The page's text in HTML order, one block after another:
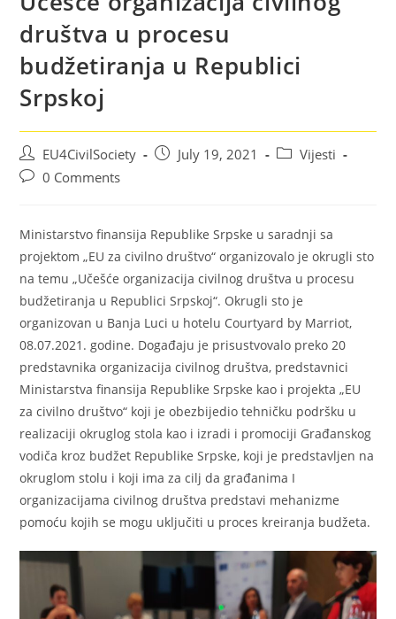
društva u procesu
budžetiranja u Republici
Srpskoj
EU4CivilSociety July 19, 2021
Vijesti
0 Comments
Ministarstvo finansija Republike Srpske u saradnji sa
projektom „EU za civilno društvo“ organizovalo je okrugli sto
na temu „Učešće organizacija civilnog društva u procesu
budžetiranja u Republici Srpskoj“. Okrugli sto je
organizovan u Banja Luci u hotelu Courtyard by Marriot,
08.07.2021. godine. Događaju je prisustvovalo preko 20
predstavnika organizacija civilnog društva, predstavnici
Ministarstva finansija Republike Srpske kao i projekta „EU
za civilno društvo“ koji je obezbijedio tehničku podršku u
realizaciji okruglog stola kao i izradi i promociji Građanskog
vodiča kroz budžet Republike Srpske, koji je predstavljen na
okruglom stolu i koji ima za cilj da građanima I
organizacijama civilnog društva predstavi mehanizme
pomoću kojih se mogu uključiti u proces kreiranja budžeta.